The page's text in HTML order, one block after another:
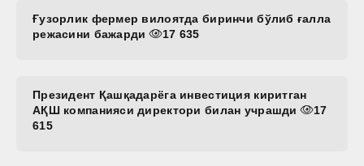
Ғузорлик фермер вилоятда биринчи бўлиб ғалла
режасини бажарди
17 635
Президент Қашқадарёга инвестиция киритган
АҚШ компанияси директори билан учрашди
17
615